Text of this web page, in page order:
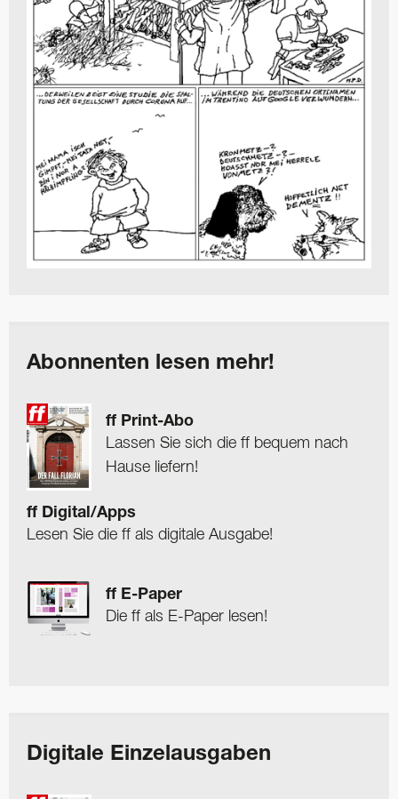
Abonnenten lesen mehr!
ff Print-Abo
Lassen Sie sich die ff bequem nach
Hause liefern!
ff Digital/Apps
Lesen Sie die ff als digitale Ausgabe!
ff E-Paper
Die ff als E-Paper lesen!
Digitale Einzelausgaben